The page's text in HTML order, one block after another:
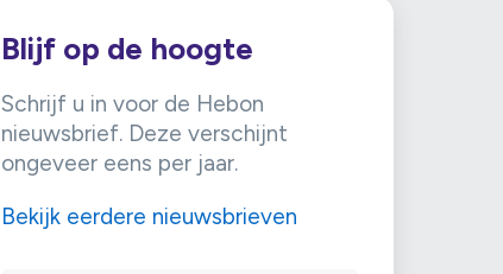
Blijf op de hoogte
Schrijf u in voor de Hebon
nieuwsbrief. Deze verschijnt
ongeveer eens per jaar.
Bekijk eerdere nieuwsbrieven